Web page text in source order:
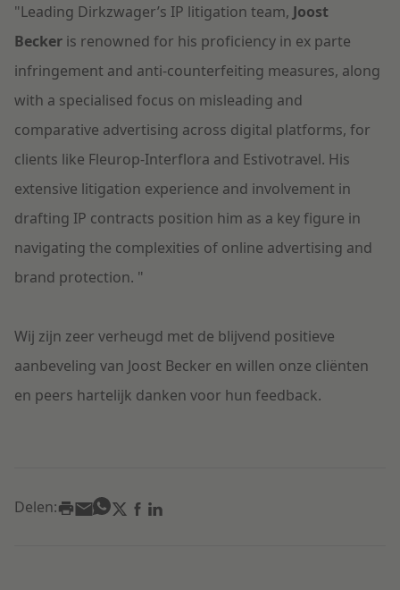
"Leading Dirkzwager’s IP litigation team, Joost
Becker is renowned for his proficiency in ex parte
infringement and anti-counterfeiting measures, along
with a specialised focus on misleading and
comparative advertising across digital platforms, for
clients like Fleurop-Interflora and Estivotravel. His
extensive litigation experience and involvement in
drafting IP contracts position him as a key figure in
navigating the complexities of online advertising and
brand protection. "
Wij zijn zeer verheugd met de blijvend positieve
aanbeveling van Joost Becker en willen onze cliënten
en peers hartelijk danken voor hun feedback.
Delen: